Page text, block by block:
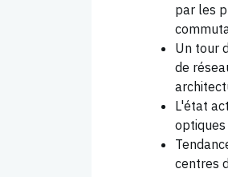
par les
Un tour
de
L'état
optiques
centres